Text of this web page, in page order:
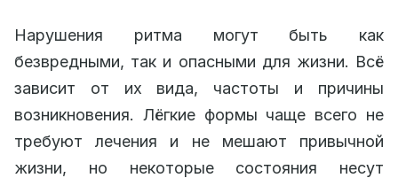
Нарушения ритма могут быть как
безвредными, так и опасными для жизни. Всё
зависит от их вида, частоты и причины
возникновения. Лёгкие формы чаще всего не
требуют лечения и не мешают привычной
жизни, но некоторые состояния несут